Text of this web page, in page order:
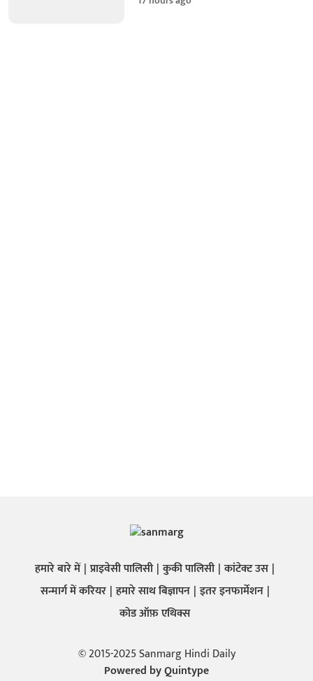
हमारे बारे में प्राइवेसी पालिसी कुकी पालिसी कांटेक्ट उस
सन्मार्ग में करियर हमारे साथ बिज्ञापन इतर इनफार्मेशन
कोड ऑफ़ एथिक्स
© 2015-2025 Sanmarg Hindi Daily
Powered byQuintype